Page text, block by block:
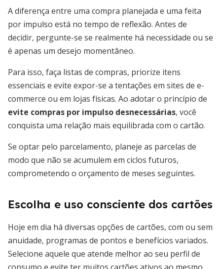
A diferença entre uma compra planejada e uma feita
por impulso está no tempo de reflexão. Antes de
decidir, pergunte-se se realmente há necessidade ou se
é apenas um desejo momentâneo.
Para isso, faça listas de compras, priorize itens
essenciais e evite expor-se a tentações em sites de e-
commerce ou em lojas físicas. Ao adotar o princípio de
evite compras por impulso desnecessárias, você
conquista uma relação mais equilibrada com o cartão.
Se optar pelo parcelamento, planeje as parcelas de
modo que não se acumulem em ciclos futuros,
comprometendo o orçamento de meses seguintes.
Escolha e uso consciente dos cartões
Hoje em dia há diversas opções de cartões, com ou sem
anuidade, programas de pontos e benefícios variados.
Selecione aquele que atende melhor ao seu perfil de